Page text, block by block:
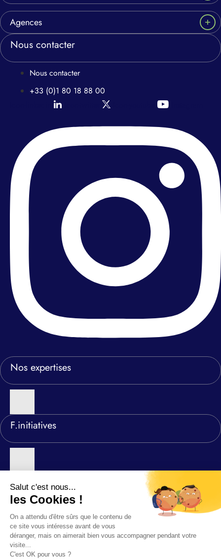
Agences
Nous contacter
Nous contacter
+33 (0)1 80 18 88 00
Nos expertises
F.initiatives
Nos agences